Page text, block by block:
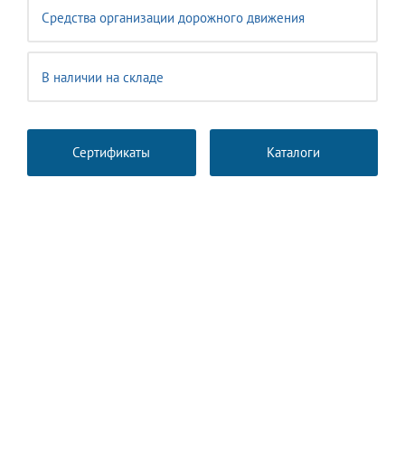
Средства организации дорожного движения
В наличии на складе
Сертификаты Каталоги